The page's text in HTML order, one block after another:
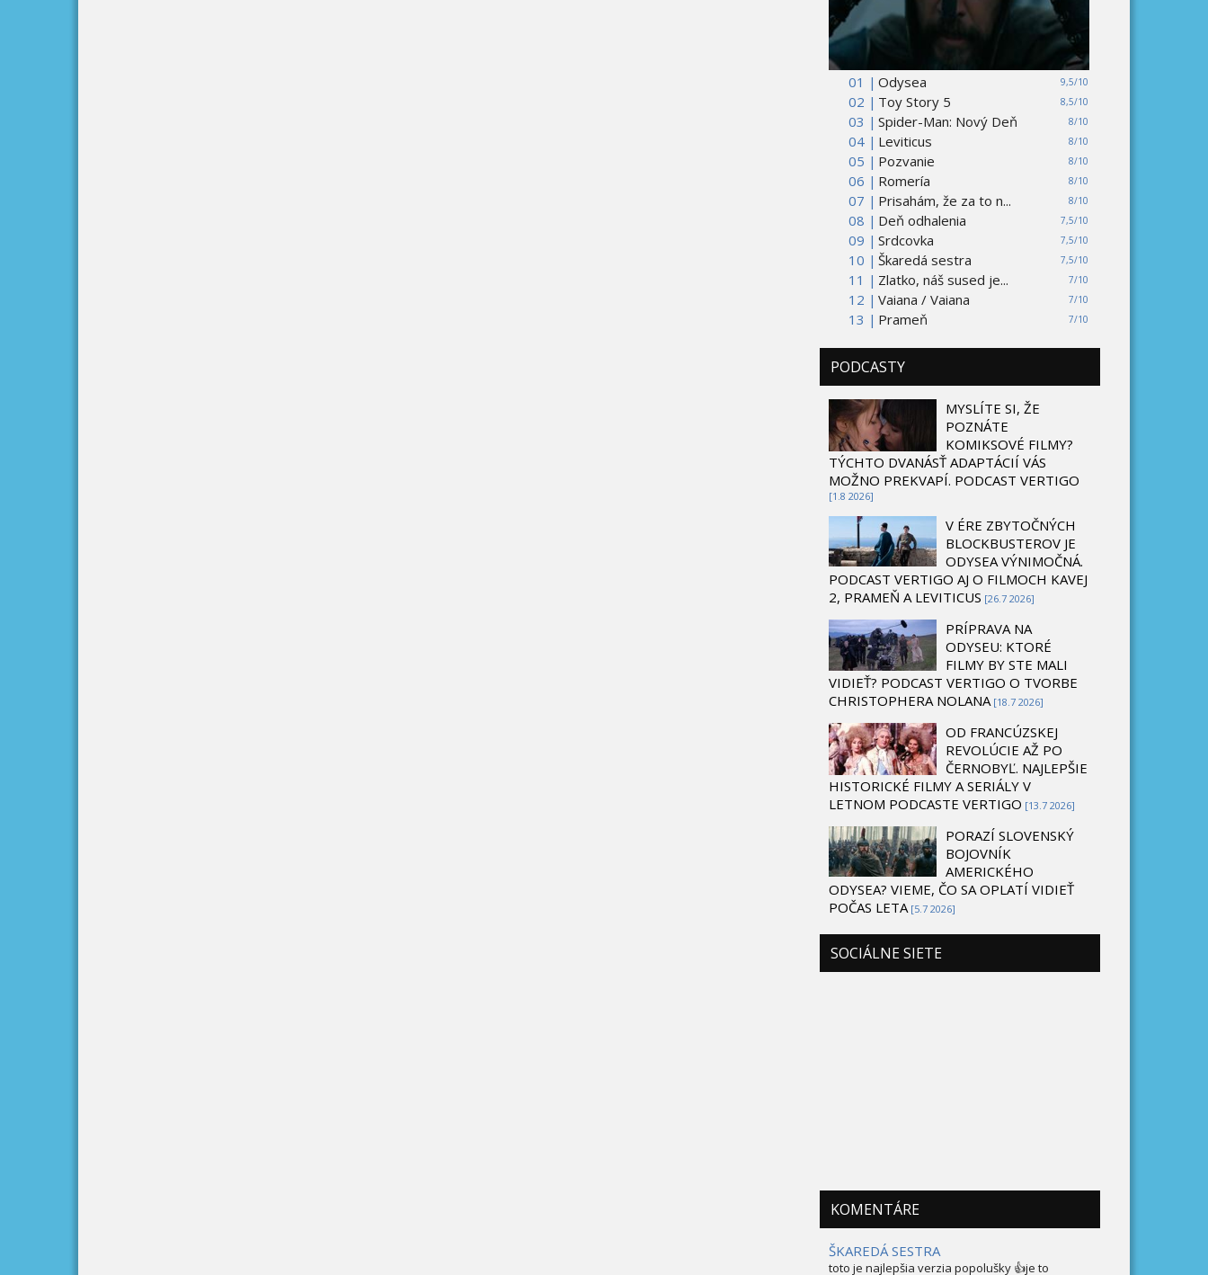
01 | 9,5/10
Odysea
02 |
8,5/10
Toy Story 5
03 |
8/10
Spider-Man: Nový Deň
04 |
8/10
Leviticus
05 |
8/10
Pozvanie
06 |
8/10
Romería
07 |
8/10
Prisahám, že za to n...
08 |
7,5/10
Deň odhalenia
09 |
7,5/10
Srdcovka
10 |
7,5/10
Škaredá sestra
11 |
7/10
Zlatko, náš sused je...
12 |
7/10
Vaiana / Vaiana
13 |
7/10
Prameň
PODCASTY
MYSLÍTE SI, ŽE
POZNÁTE
KOMIKSOVÉ FILMY?
TÝCHTO DVANÁSŤ ADAPTÁCIÍ VÁS
MOŽNO PREKVAPÍ. PODCAST VERTIGO
[1.8 2026]
V ÉRE ZBYTOČNÝCH
BLOCKBUSTEROV JE
ODYSEA VÝNIMOČNÁ.
PODCAST VERTIGO AJ O FILMOCH KAVEJ
2, PRAMEŇ A LEVITICUS [26.7 2026]
PRÍPRAVA NA
ODYSEU: KTORÉ
FILMY BY STE MALI
VIDIEŤ? PODCAST VERTIGO O TVORBE
CHRISTOPHERA NOLANA [18.7 2026]
OD FRANCÚZSKEJ
REVOLÚCIE AŽ PO
ČERNOBYĽ. NAJLEPŠIE
HISTORICKÉ FILMY A SERIÁLY V
LETNOM PODCASTE VERTIGO [13.7 2026]
PORAZÍ SLOVENSKÝ
BOJOVNÍK
AMERICKÉHO
ODYSEA? VIEME, ČO SA OPLATÍ VIDIEŤ
POČAS LETA [5.7 2026]
SOCIÁLNE SIETE
KOMENTÁRE
ŠKAREDÁ SESTRA
toto je najlepšia verzia popolušky 👍je to